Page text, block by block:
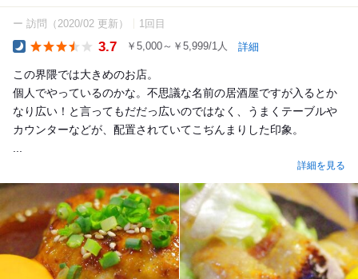
ー 訪問 （2020/02 更新） 1回目
3.7 ￥5,000～￥5,999/1人 詳細
この界隈では大きめのお店。
個人でやっているのかな。不思議な名前の居酒屋ですが入るとか
なり広い！と言ってもだだっ広いのではなく、うまくテーブルや
カウンターなどが、配置されていてこぢんまりした印象。
...
詳細を見る